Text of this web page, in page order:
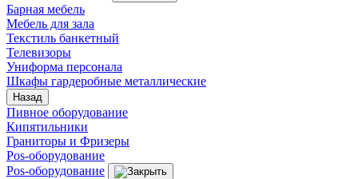
Барная мебель
Мебель для зала
Текстиль банкетный
Телевизоры
Униформа персонала
Шкафы гардеробные металлические
Назад
Пивное оборудование
Кипятильники
Граниторы и Фризеры
Pos-оборудование
Pos-оборудование